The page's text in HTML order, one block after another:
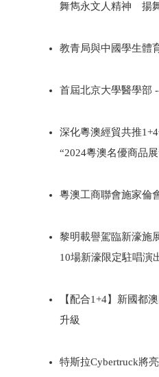
舞雋永文人精神 揚
教青局與中國學生體
首屆北京大學醫學部
深化粵澳經貿共推
“2024粵澳名優商品
粵澳工商聯會施家倫
黎明載譽駕臨新濠施
10場新濠限定駐唱演
【配合1+4】新國都
升級
特斯拉Cybertruck將